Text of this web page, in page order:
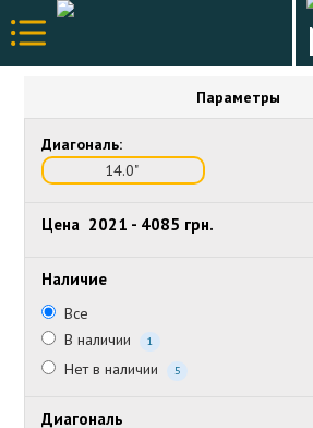
Параметры
Диагональ:
14.0"
Цена 2021 - 4085 грн.
Наличие
Все
В наличии
1
Нет в наличии 5
Диагональ